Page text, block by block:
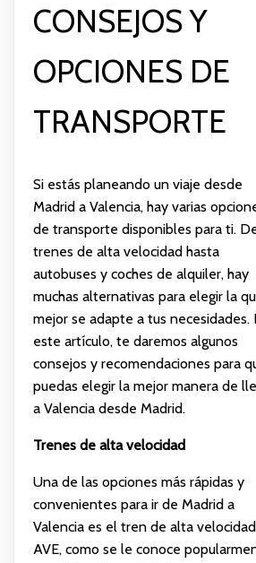
CONSEJOS Y
OPCIONES DE
TRANSPORTE
Si estás planeando un viaje desde
Madrid a Valencia, hay varias
de transporte disponibles para ti.
trenes de alta velocidad hasta
autobuses y coches de alquiler, hay
muchas alternativas para elegir la
mejor se adapte a tus necesidades.
este artículo, te daremos algunos
consejos y recomendaciones para
puedas elegir la mejor manera de
a Valencia desde Madrid.
Trenes de alta velocidad
Una de las opciones más rápidas y
convenientes para ir de Madrid a
Valencia es el tren de alta
AVE, como se le conoce